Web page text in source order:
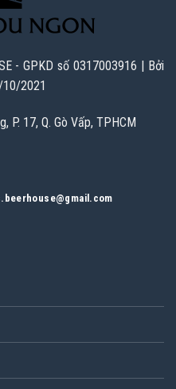
- GPKD số 0317003916 | Bởi
10/2021
P. 17, Q. Gò Vấp, TPHCM